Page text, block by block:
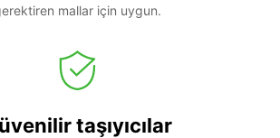
mallar için uygun.
taşıyıcılar